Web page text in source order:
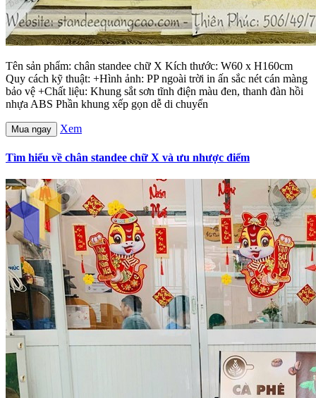
Tên sản phẩm: chân standee chữ X Kích thước: W60 x H160cm
Quy cách kỹ thuật: +Hình ảnh: PP ngoài trời in ấn sắc nét cán màng
bảo vệ +Chất liệu: Khung sắt sơn tĩnh điện màu đen, thanh đàn hồi
nhựa ABS Phần khung xếp gọn dễ di chuyển
Mua ngay Xem
Tìm hiểu về chân standee chữ X và ưu nhược điểm